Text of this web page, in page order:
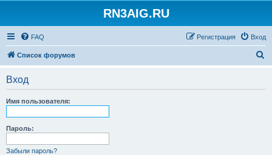
RN3AIG.RU
FAQ Вход
Регистрация
Список форумов
Вход
Имя пользователя:
Пароль:
Забыли пароль?